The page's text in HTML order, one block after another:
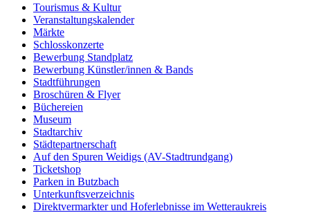
Tourismus & Kultur
Veranstaltungskalender
Märkte
Schlosskonzerte
Bewerbung Standplatz
Bewerbung Künstler/innen & Bands
Stadtführungen
Broschüren & Flyer
Büchereien
Museum
Stadtarchiv
Städtepartnerschaft
Auf den Spuren Weidigs (AV-Stadtrundgang)
Ticketshop
Parken in Butzbach
Unterkunftsverzeichnis
Direktvermarkter und Hoferlebnisse im Wetteraukreis